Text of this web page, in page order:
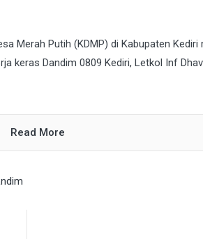
Merah Putih (KDMP) di Kabupaten
keras Dandim 0809 Kediri, Letkol Inf
Read More